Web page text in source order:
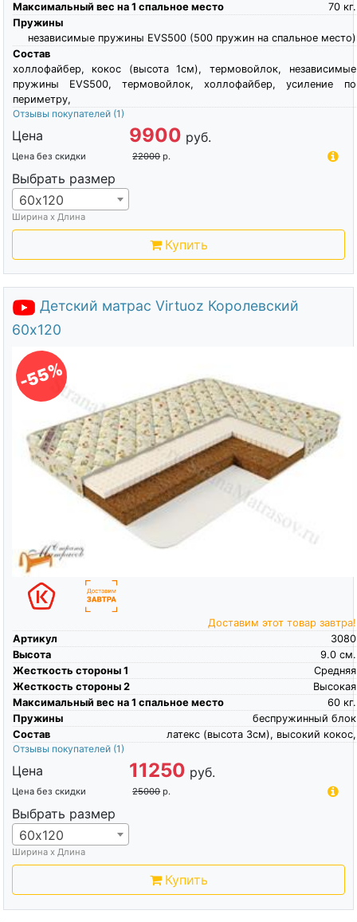
Максимальный вес на 1 спальное место кг.
70
Пружины
независимые пружины EVS500 (500 пружин на спальное место)
Состав
холлофайбер, кокос (высота 1см), термовойлок, независимые
пружины EVS500, термовойлок, холлофайбер, усиление по
периметру,
Отзывы покупателей (1)
Цена 9900 руб.
Цена без скидки 22000 р.
Выбрать размер
60х120
Ширина х Длина
Купить
Детский матрас Virtuoz Королевский
60х120
-55%
Доставим этот товар завтра!
Артикул
3080
Высота
см.
9.0
Жесткость стороны 1
Средняя
Жесткость стороны 2
Высокая
Максимальный вес на 1 спальное место
кг.
60
Пружины
беспружинный блок
Состав
латекс (высота 3см), высокий кокос,
Отзывы покупателей (1)
Цена 11250 руб.
Цена без скидки 25000 р.
Выбрать размер
60х120
Ширина х Длина
Купить